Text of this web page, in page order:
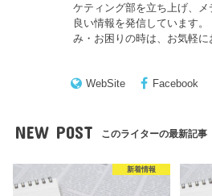
ケティング部を立ち上げ、
良い情報を発信しています
み・お困りの時は、お気軽に
WebSite Facebook
NEW POST このライターの最新記事
新着情報